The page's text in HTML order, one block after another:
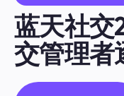
蓝天社交
交管理者